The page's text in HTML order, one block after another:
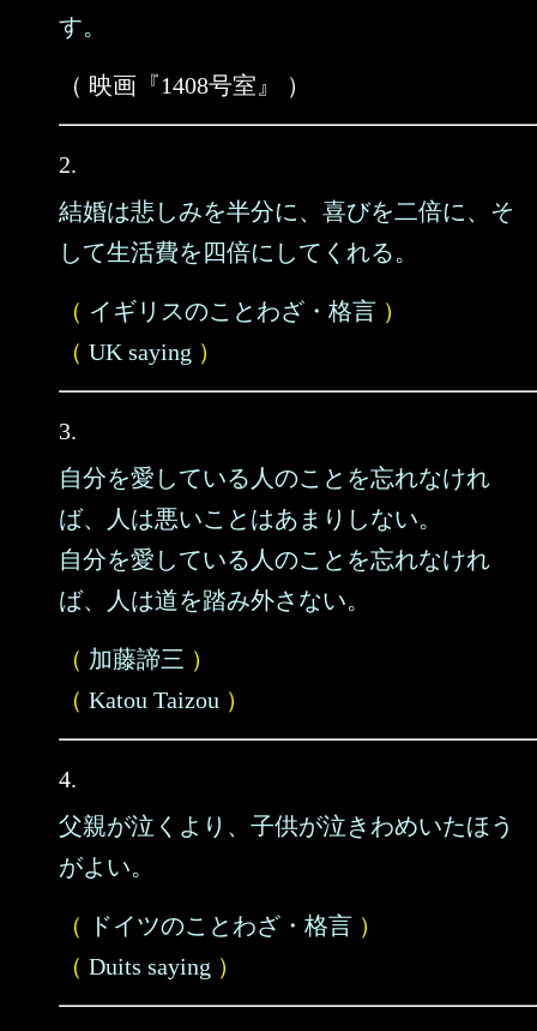
す。
（ 映画『1408号室』 ）
2.
結婚は悲しみを半分に、喜びを二倍に、そ
して生活費を四倍にしてくれる。
（ イギリスのことわざ・格言 ）
（ UK saying ）
3.
自分を愛している人のことを忘れなけれ
ば、人は悪いことはあまりしない。
自分を愛している人のことを忘れなけれ
ば、人は道を踏み外さない。
（ 加藤諦三 ）
（ Katou Taizou ）
4.
父親が泣くより、子供が泣きわめいたほう
がよい。
（ ドイツのことわざ・格言 ）
（ Duits saying ）